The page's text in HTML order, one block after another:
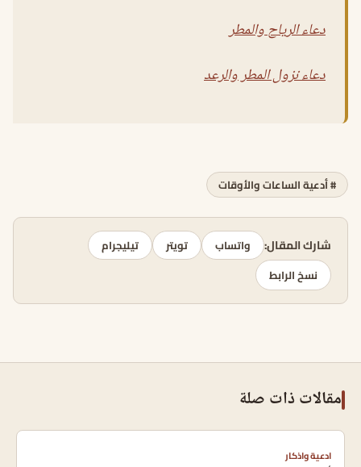
دعاء الرياح والمطر
دعاء نزول المطر والرعد
# أدعية الساعات والأوقات
شارك المقال: واتساب تويتر
تيليجرام
نسخ الرابط
مقالات ذات صلة
ادعية واذكار